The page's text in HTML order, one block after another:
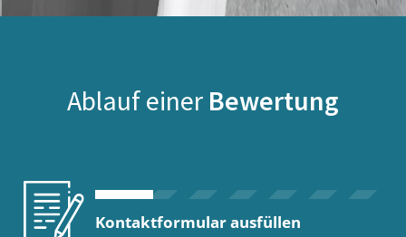
Ablauf einer Bewertung
Kontaktformular ausfüllen